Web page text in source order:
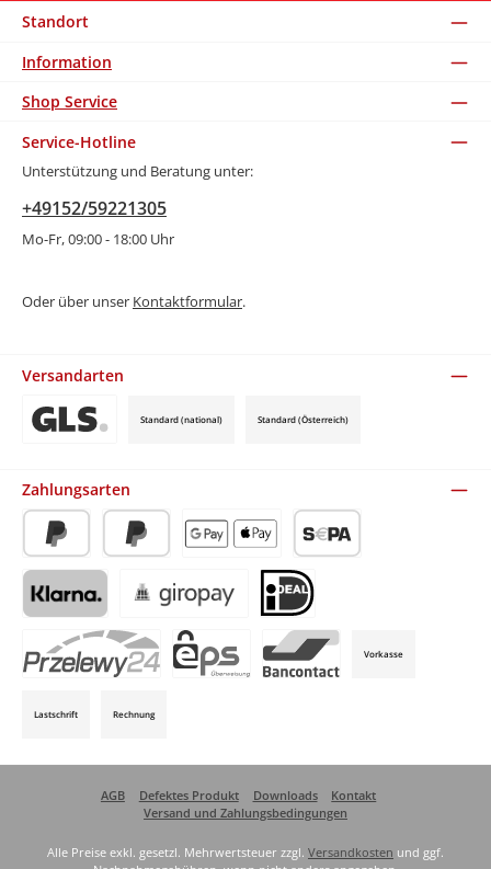
Standort
Information
Shop Service
Service-Hotline
Unterstützung und Beratung unter:
+49152/59221305
Mo-Fr, 09:00 - 18:00 Uhr
Oder über unser Kontaktformular.
Versandarten
Standard (national) Standard (Österreich)
Zahlungsarten
PayPal Später BezahlenApple Pay / Google Pay (via Stripe)
SEPA-Lastschrift (via Stripe)
Klarna (via Stripe)Giropay (via Stripe) iDeal (via Stripe)
Vorkasse
Lastschrift Rechnung
AGB Defektes Produkt Downloads
Kontakt
Versand und Zahlungsbedingungen
Alle Preise exkl. gesetzl. Mehrwertsteuer zzgl. Versandkosten und ggf.